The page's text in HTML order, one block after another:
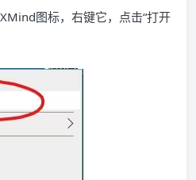
图标，右键它，点击“打开